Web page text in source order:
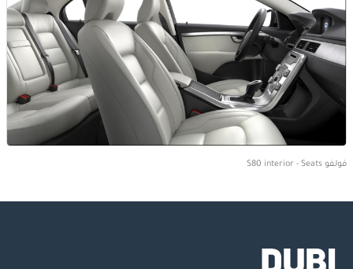
فولفو S80 interior - Seats